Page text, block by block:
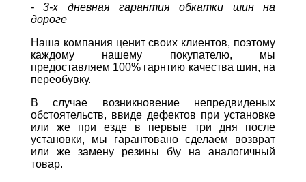
- 3-х дневная гарантия обкатки шин на
дороге
Наша компания ценит своих клиентов, поэтому
каждому нашему покупателю, мы
предоставляем 100% гарнтию качества шин, на
переобувку.
В случае возникновение непредвиденых
обстоятельств, ввиде дефектов при установке
или же при езде в первые три дня после
установки, мы гарантовано сделаем возврат
или же замену резины б\у на аналогичный
товар.